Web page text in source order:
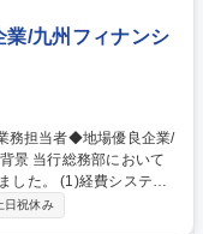
業/九州フィナンシ
システム
ＢＰＲ等の経費事務効率
日祝休み